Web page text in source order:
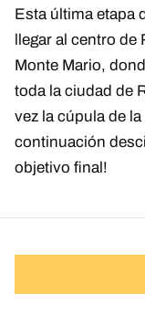
Esta última etapa
llegar al centro de
Monte Mario,
toda la ciudad de
vez la cúpula de
continuación
objetivo final!